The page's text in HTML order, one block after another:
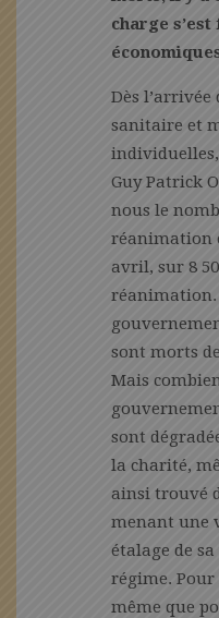
charge
Dès
sanitaire et
Guy Patrick
nous le
réanimation
avril, sur 8
réanimation.
sont morts
Mais
sont
la charité,
ainsi trouvé
menant une
étalage de
régime. Pour
même que